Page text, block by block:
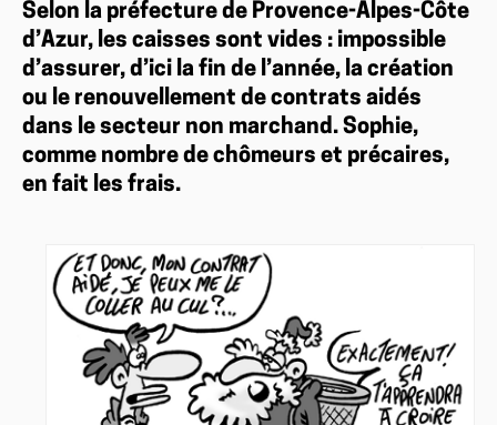
Selon la préfecture de Provence-Alpes-Côte
d’Azur, les caisses sont vides : impossible
d’assurer, d’ici la fin de l’année, la création
ou le renouvellement de contrats aidés
dans le secteur non marchand. Sophie,
comme nombre de chômeurs et précaires,
en fait les frais.